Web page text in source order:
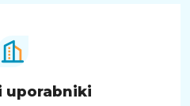
uporabniki